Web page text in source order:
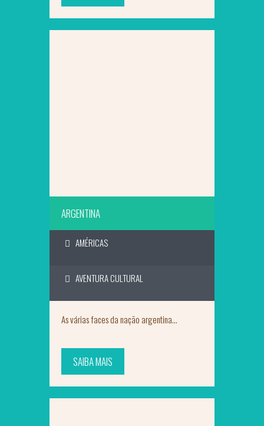
ARGENTINA
AMÉRICAS
AVENTURA CULTURAL
As várias faces da nação argentina...
SAIBA MAIS